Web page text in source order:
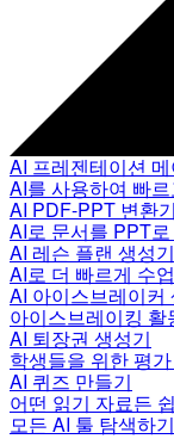
AI 프레젠테이션 메
AI를 사용하여 빠
AI PDF-PPT 변환기
AI로 문서를 PPT
AI 레슨 플랜 생성기
AI로 더 빠르게 수
AI 아이스브레이커
아이스브레이킹 활
AI 퇴장권 생성기
학생들을 위한 평
AI 퀴즈 만들기
어떤 읽기 자료든
모든 AI 툴 탐색하기